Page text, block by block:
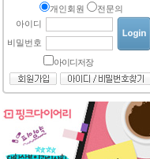
개인회원
전문의
아이디
비밀번호
아이디저장